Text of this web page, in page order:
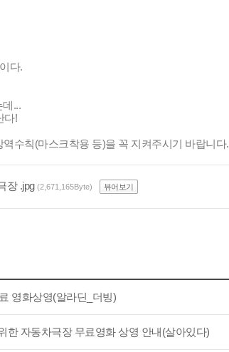
다.
...
다!
수칙(마스크착용 등)을 꼭 지켜주시기 바랍니다.
장 .jpg (2,671,165Byte) 뷰어보기
영화상영(알라딘_더빙)
한 자동차극장 무료영화 상영 안내(살아있다)